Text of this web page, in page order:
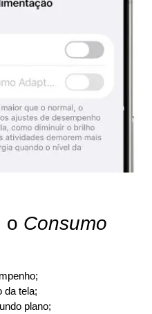
o Consumo
da tela;
plano;